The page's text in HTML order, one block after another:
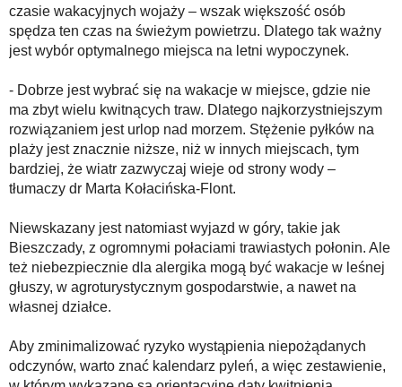
czasie wakacyjnych wojaży – wszak większość osób
spędza ten czas na świeżym powietrzu. Dlatego tak ważny
jest wybór optymalnego miejsca na letni wypoczynek.
- Dobrze jest wybrać się na wakacje w miejsce, gdzie nie
ma zbyt wielu kwitnących traw. Dlatego najkorzystniejszym
rozwiązaniem jest urlop nad morzem. Stężenie pyłków na
plaży jest znacznie niższe, niż w innych miejscach, tym
bardziej, że wiatr zazwyczaj wieje od strony wody –
tłumaczy dr Marta Kołacińska-Flont.
Niewskazany jest natomiast wyjazd w góry, takie jak
Bieszczady, z ogromnymi połaciami trawiastych połonin. Ale
też niebezpiecznie dla alergika mogą być wakacje w leśnej
głuszy, w agroturystycznym gospodarstwie, a nawet na
własnej działce.
Aby zminimalizować ryzyko wystąpienia niepożądanych
odczynów, warto znać kalendarz pyleń, a więc zestawienie,